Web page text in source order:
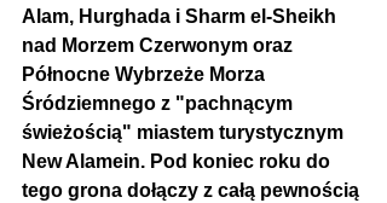
Alam, Hurghada i Sharm el-Sheikh
nad Morzem Czerwonym oraz
Północne Wybrzeże Morza
Śródziemnego z "pachnącym
świeżością" miastem turystycznym
New Alamein. Pod koniec roku do
tego grona dołączy z całą pewnością